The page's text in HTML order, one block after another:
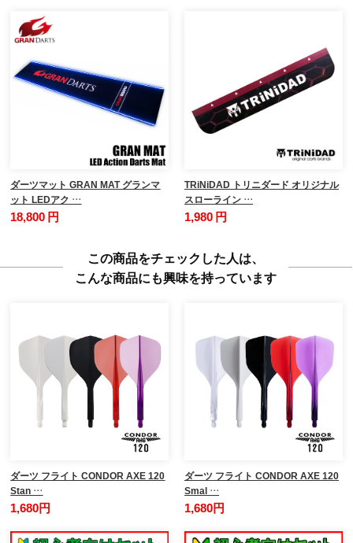
ダーツマット GRAN MAT グランマ
ット LEDアク …
18,800 円
TRiNiDAD トリニダード オリジナル
スローライン …
1,980 円
この商品をチェックした人は、
こんな商品にも興味を持っています
ダーツ フライト CONDOR AXE 120
Stan …
1,680円
ダーツ フライト CONDOR AXE 120
Smal …
1,680円